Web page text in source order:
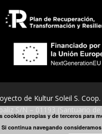
de Kultur Soleil S.
S/N – 01193 (Santuario
cookies propias y de terceros para
continua navegando